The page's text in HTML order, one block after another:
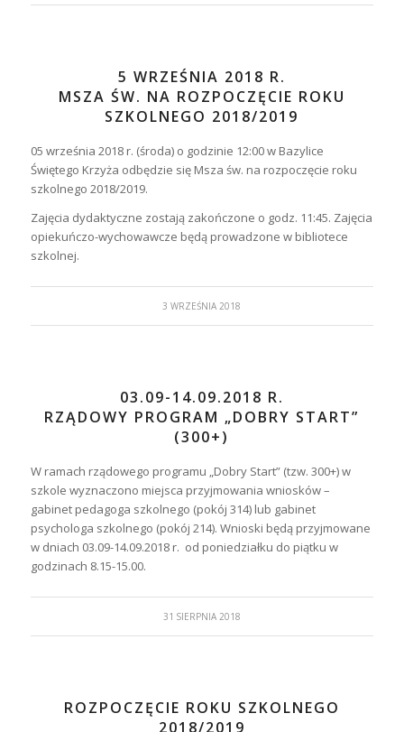
5 WRZEŚNIA 2018 R.
MSZA ŚW. NA ROZPOCZĘCIE ROKU
SZKOLNEGO 2018/2019
05 września 2018 r. (środa) o godzinie 12:00 w Bazylice
Świętego Krzyża odbędzie się Msza św. na rozpoczęcie roku
szkolnego 2018/2019.
Zajęcia dydaktyczne zostają zakończone o godz. 11:45. Zajęcia
opiekuńczo-wychowawcze będą prowadzone w bibliotece
szkolnej.
3 WRZEŚNIA 2018
03.09-14.09.2018 R.
RZĄDOWY PROGRAM „DOBRY START”
(300+)
W ramach rządowego programu „Dobry Start” (tzw. 300+) w
szkole wyznaczono miejsca przyjmowania wniosków –
gabinet pedagoga szkolnego (pokój 314) lub gabinet
psychologa szkolnego (pokój 214). Wnioski będą przyjmowane
w dniach 03.09-14.09.2018 r. od poniedziałku do piątku w
godzinach 8.15-15.00.
31 SIERPNIA 2018
ROZPOCZĘCIE ROKU SZKOLNEGO
2018/2019